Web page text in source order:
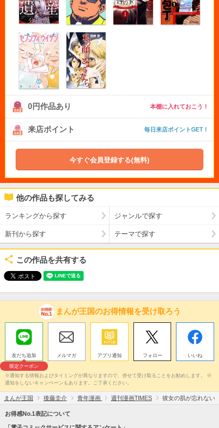
0円作品あり 本棚に入れておこう！
来店ポイント 毎日来店ポイントGET！
今すぐ会員登録する(無料)
他の作品も探してみる
ランキングから探す ジャンルで探す
新刊から探す テーマで探す
この作品を共有する
まんが王国のお得情報を受け取ろう
友だち追加
限定クーポン
メルマガ アプリ通知 フォロー いいね
※通知する情報およびタイミングが異なりますので、併せて受け取ることをお勧めします。 ※
通知をしないキャンペーンもあります。ご了承ください。
まんが王国 後藤圭介 青年漫画 週刊漫画TIMES 彼女の肌が忘れない
お得感No.1表記について